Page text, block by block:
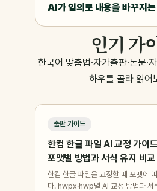
AI가 임의로 내용을 바꾸지
인기 가
한국어 맞춤법·자가출판·논문·
하우를 골라 읽어
출판 가이드
한컴 한글 파일 AI 교정 가
포맷별 방법과 서식 유지 비교
한컴 한글 파일을 교정할 때 포맷에
다. hwpx·hwp별 AI 교정 방법과 서